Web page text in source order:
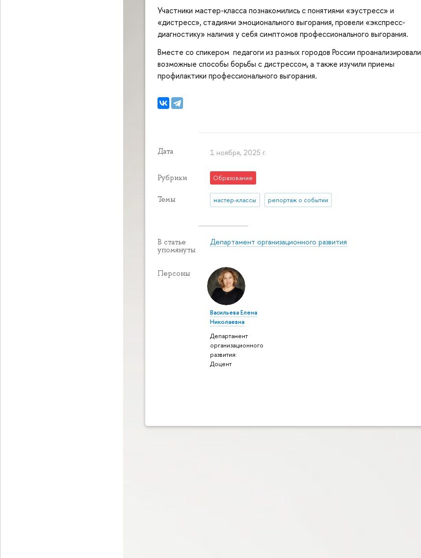
Участники мастер-класса познакомились с понятиями «эустресс» и
«дистресс», стадиями эмоционального выгорания, провели «экспресс-
диагностику» наличия у себя симптомов профессионального выгорания.
Вместе со спикером педагоги из разных городов России проанализировали
возможные способы борьбы с дистрессом, а также изучили приемы
профилактики профессионального выгорания.
Дата 1 ноября, 2025 г.
Рубрики Образование
Темы мастер-классы репортаж о событии
В статье
упомянуты
Департамент организационного развития
Персоны
Васильева Елена
Николаевна
Департамент
организационного
развития:
Доцент